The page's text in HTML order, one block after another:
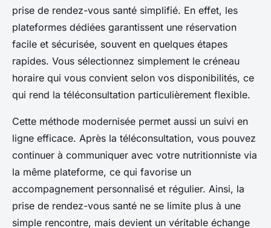
prise de rendez-vous santé simplifié. En effet, les
plateformes dédiées garantissent une réservation
facile et sécurisée, souvent en quelques étapes
rapides. Vous sélectionnez simplement le créneau
horaire qui vous convient selon vos disponibilités, ce
qui rend la téléconsultation particulièrement flexible.
Cette méthode modernisée permet aussi un suivi en
ligne efficace. Après la téléconsultation, vous pouvez
continuer à communiquer avec votre nutritionniste via
la même plateforme, ce qui favorise un
accompagnement personnalisé et régulier. Ainsi, la
prise de rendez-vous santé ne se limite plus à une
simple rencontre, mais devient un véritable échange